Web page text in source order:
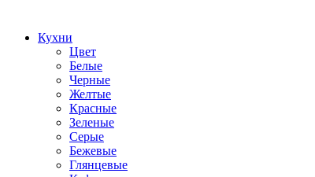
Кухни
Цвет
Белые
Черные
Желтые
Красные
Зеленые
Серые
Бежевые
Глянцевые